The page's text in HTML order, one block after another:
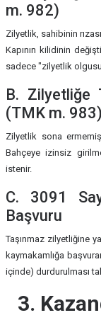
m. 982)
Zilyetlik, sahibinin
Kapının kilidinin
sadece "zilyetlik
B. Zilyetliğe
(TMK m. 983)
Zilyetlik sona
Bahçeye izinsiz
istenir.
C. 3091
Başvuru
Taşınmaz zilyetliğine
kaymakamlığa
içinde) durdurulması
3.